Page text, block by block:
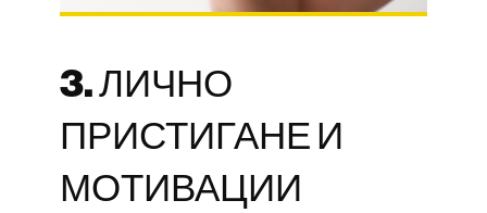
3. ЛИЧНО
ПРИСТИГАНЕ И
МОТИВАЦИИ